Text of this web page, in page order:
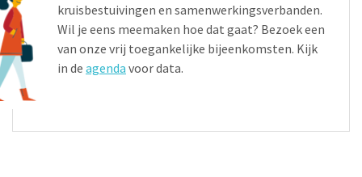
kruisbestuivingen en samenwerkingsverbanden.
Wil je eens meemaken hoe dat gaat? Bezoek een
van onze vrij toegankelijke bijeenkomsten. Kijk
in de agenda voor data.